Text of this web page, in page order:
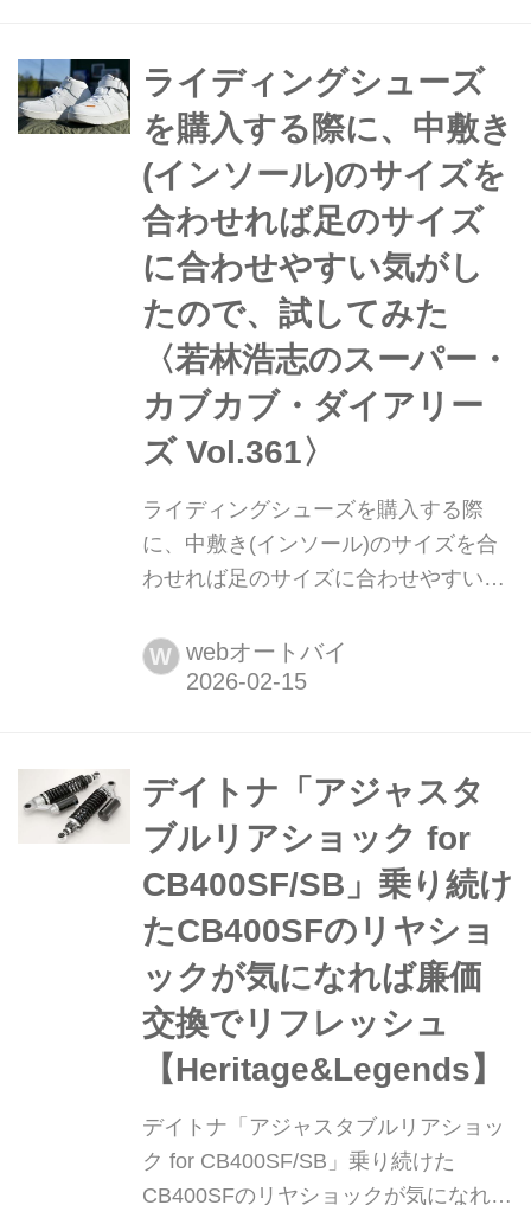
アイテムを厳選してご紹介。愛車を徹
底的に磨き上げ、来るバイクシーズン
に備えよう。文...
ライディングシューズ
を購入する際に、中敷き
(インソール)のサイズを
合わせれば足のサイズ
に合わせやすい気がし
たので、試してみた
〈若林浩志のスーパー・
カブカブ・ダイアリー
ズ Vol.361〉
ライディングシューズを購入する際
に、中敷き(インソール)のサイズを合
わせれば足のサイズに合わせやすい気
スーパー・カブカブ・ダイアリーズ
Vol.361〉 ネット通販が便利すぎて、
ズってサイズ感が気になって購入の敷
居が高いんですよね。サイズ感もメー
カーによって違うし。サイズ表記以外
で目安になるものはないのかなって考
えてたら、ふと思いついたんですよ。
インソールが基準に...
W webオートバイ
デイトナ「アジャスタ
ブルリアショック for
CB400SF/SB」乗り続け
たCB400SFのリヤショ
ックが気になれば廉価
交換でリフレッシュ
【Heritage&Legends】
デイトナ「アジャスタブルリアショッ
ク for CB400SF/SB」乗り続けた
CB400SFのリヤショックが気になれば